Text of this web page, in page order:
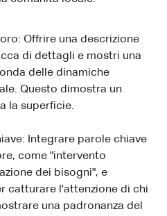
Offrire una descrizione
di dettagli e mostri una
delle dinamiche
Questo dimostra un
la superficie.
Integrare parole chiave
come "intervento
dei bisogni", e
catturare l'attenzione di chi
una padronanza del